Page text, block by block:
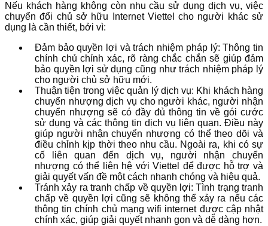
Nếu khách hàng không còn nhu cầu sử dụng dịch vụ, việc
chuyển đổi chủ sở hữu Internet Viettel cho người khác sử
dụng là cần thiết, bởi vì:
Đảm bảo quyền lợi và trách nhiệm pháp lý: Thông tin
chính chủ chính xác, rõ ràng chắc chắn sẽ giúp đảm
bảo quyền lợi sử dụng cũng như trách nhiệm pháp lý
cho người chủ sở hữu mới.
Thuận tiện trong việc quản lý dịch vụ: Khi khách hàng
chuyển nhượng dịch vụ cho người khác, người nhận
chuyển nhượng sẽ có đầy đủ thông tin về gói cước
sử dụng và các thông tin dịch vụ liên quan. Điều này
giúp người nhận chuyển nhượng có thể theo dõi và
điều chỉnh kịp thời theo nhu cầu. Ngoài ra, khi có sự
cố liên quan đến dịch vụ, người nhận chuyển
nhượng có thể liên hệ với Viettel để được hỗ trợ và
giải quyết vấn đề một cách nhanh chóng và hiệu quả.
Tránh xảy ra tranh chấp về quyền lợi: Tình trạng tranh
chấp về quyền lợi cũng sẽ không thể xảy ra nếu các
thông tin chính chủ mạng wifi internet được cập nhật
chính xác, giúp giải quyết nhanh gọn và dễ dàng hơn.